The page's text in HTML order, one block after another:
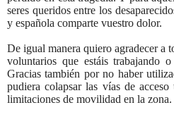
seres queridos entre los
y española comparte vuestro dolor.
De igual manera quiero agradecer a
voluntarios que estáis trabajando
Gracias también por no haber
pudiera colapsar las vías de
limitaciones de movilidad en la zona.